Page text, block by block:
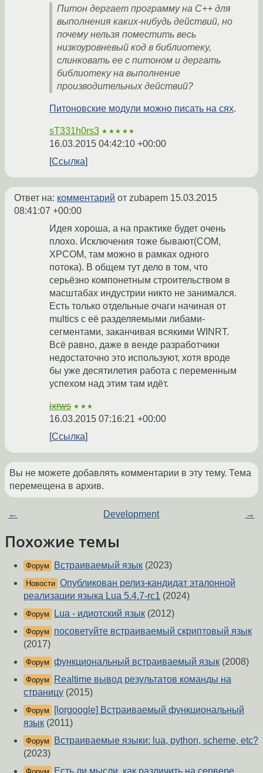
Питон дергает программу на C++ для
выполнения каких-нибудь действий, но
почему нельзя поместить весь
низкоуровневый код в библиотеку,
слинковать ее с питоном и дергать
библиотеку на выполнение
производительных действий?
Питоновские модули можно писать на сях.
sT331h0rs3 ★★★★★
16.03.2015 04:42:10 +00:00
Ссылка
Ответ на: комментарий от zubapem 15.03.2015
08:41:07 +00:00
Идея хороша, а на практике будет очень
плохо. Исключения тоже бывают(COM,
XPCOM, там можно в рамках одного
потока). В общем тут дело в том, что
серьёзно компонетным строительством в
масштабах индустрии никто не занимался.
Есть только отдельные очаги начиная от
multics с её разделяемыми либами-
сегментами, заканчивая всякими WINRT.
Всё равно, даже в венде разработчики
недостаточно это используют, хотя вроде
бы уже десятилетия работа с переменным
успехом над этим там идёт.
ixrws ★★★
16.03.2015 07:16:21 +00:00
Ссылка
Вы не можете добавлять комментарии в эту тему. Тема
перемещена в архив.
← Development →
Похожие темы
Форум Встраиваемый язык (2023)
Новости Опубликован релиз-кандидат эталонной
реализации языка Lua 5.4.7-rc1 (2024)
Форум Lua - идиотский язык (2012)
Форум
посоветуйте встраиваемый скриптовый язык
(2017)
Форум функциональный встраиваемый язык (2008)
Форум
Realtime вывод результатов команды на
страницу (2015)
Форум
[lorgoogle] Встраиваемый функциональный
язык (2011)
Форум
Встраиваемые языки: lua, python, scheme, etc?
(2023)
Есть ли мысли, как различить на сервере